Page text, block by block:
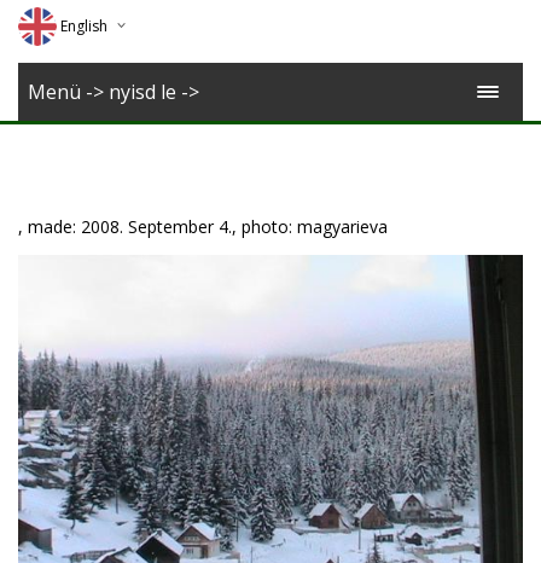
English
Deutsch
Menü -> nyisd le ->
, made: 2008. September 4., photo: magyarieva